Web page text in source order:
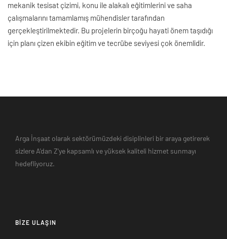
mekanik tesisat çizimi, konu ile alakalı eğitimlerini ve saha
çalışmalarını tamamlamış mühendisler tarafından
gerçekleştirilmektedir. Bu projelerin birçoğu hayati önem taşıdığı
için planı çizen ekibin eğitim ve tecrübe seviyesi çok önemlidir.
Arga İnşaat olarak sektörümüzdeki disiplinleri bir araya getirerek
sizlere A'dan Z'ye kapsamlı ve yüksek kaliteli hizmet sunmayı
hedefliyoruz.
BIZE ULAŞIN